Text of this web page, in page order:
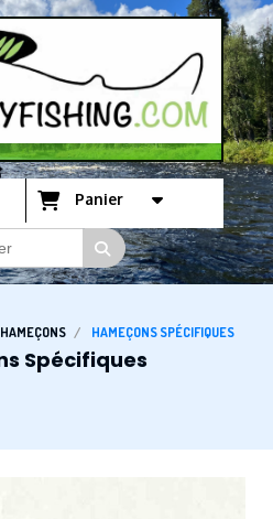
Panier
HAMEÇONS HAMEÇONS SPÉCIFIQUES
Spécifiques